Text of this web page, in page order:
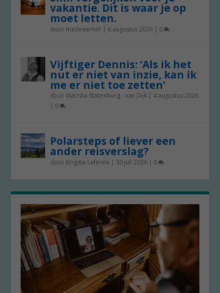
vakantie. Dit is waar je op
moet letten.
door medewerker | 6 augustus 2026 | 0
Vijftiger Dennis: ‘Als ik het
nut er niet van inzie, kan ik
me er niet toe zetten’
door Mariska Stakenburg - van Dijk | 4 augustus 2026
| 0
Polarsteps of liever een
ander reisverslag?
door Brigitte Leferink | 30 juli 2026 | 0